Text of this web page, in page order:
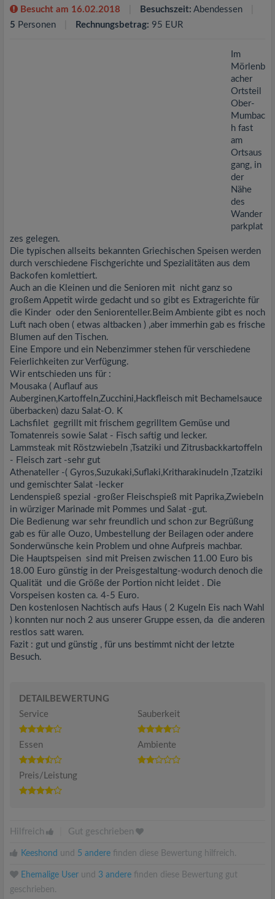
Besucht am 16.02.2018 Besuchszeit: Abendessen
5 Personen Rechnungsbetrag: 95 EUR
Im
Mörlenb
acher
Ortsteil
Ober-
Mumbac
h fast
am
Ortsaus
gang, in
der
Nähe
des
Wander
parkplat
zes gelegen.
Die typischen allseits bekannten Griechischen Speisen werden
durch verschiedene Fischgerichte und Spezialitäten aus dem
Backofen komlettiert.
Auch an die Kleinen und die Senioren mit nicht ganz so
großem Appetit wirde gedacht und so gibt es Extragerichte für
die Kinder oder den Seniorenteller.Beim Ambiente gibt es noch
Luft nach oben ( etwas altbacken ) ,aber immerhin gab es frische
Blumen auf den Tischen.
Eine Empore und ein Nebenzimmer stehen für verschiedene
Feierlichkeiten zur Verfügung.
Wir entschieden uns für :
Mousaka ( Auflauf aus
Auberginen,Kartoffeln,Zucchini,Hackfleisch mit Bechamelsauce
überbacken) dazu Salat-O. K
Lachsfilet gegrillt mit frischem gegrilltem Gemüse und
Tomatenreis sowie Salat - Fisch saftig und lecker.
Lammsteak mit Röstzwiebeln ,Tsatziki und Zitrusbackkartoffeln
- Fleisch zart -sehr gut
Athenateller -( Gyros,Suzukaki,Suflaki,Kritharakinudeln ,Tzatziki
und gemischter Salat -lecker
Lendenspieß spezial -großer Fleischspieß mit Paprika,Zwiebeln
in würziger Marinade mit Pommes und Salat -gut.
Die Bedienung war sehr freundlich und schon zur Begrüßung
gab es für alle Ouzo, Umbestellung der Beilagen oder andere
Sonderwünsche kein Problem und ohne Aufpreis machbar.
Die Hauptspeisen sind mit Preisen zwischen 11.00 Euro bis
18.00 Euro günstig in der Preisgestaltung-wodurch denoch die
Qualität und die Größe der Portion nicht leidet . Die
Vorspeisen kosten ca. 4-5 Euro.
Den kostenlosen Nachtisch aufs Haus ( 2 Kugeln Eis nach Wahl
) konnten nur noch 2 aus unserer Gruppe essen, da die anderen
restlos satt waren.
Fazit : gut und günstig , für uns bestimmt nicht der letzte
Besuch.
DETAILBEWERTUNG
Service
Sauberkeit
Essen Ambiente
Preis/Leistung
Hilfreich Gut geschrieben
Keeshond und 5 andere finden diese Bewertung hilfreich.
Ehemalige User und 3 andere finden diese Bewertung gut
geschrieben.
t